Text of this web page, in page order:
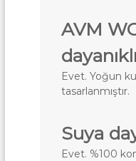
AVM
Evet. Yoğun
tasarlanmıştır.
Suya
Evet. %100